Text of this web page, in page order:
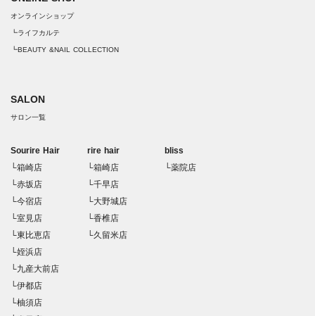
オンラインショップ
┗ライフカルテ
┗BEAUTY &NAIL COLLECTION
SALON
サロン一覧
Sourire Hair
└箱崎店
└赤坂店
└今宿店
└室見店
└東比恵店
└姪浜店
└九産大前店
└伊都店
└柚須店
rire hair
└箱崎店
└千早店
└大野城店
└香椎店
└久留米店
bliss
└薬院店